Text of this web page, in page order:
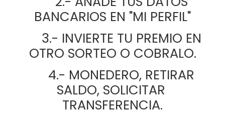
BANCARIOS EN "MI PERFIL"
OTRO SORTEO O COBRALO.
SALDO, SOLICITAR
TRANSFERENCIA.